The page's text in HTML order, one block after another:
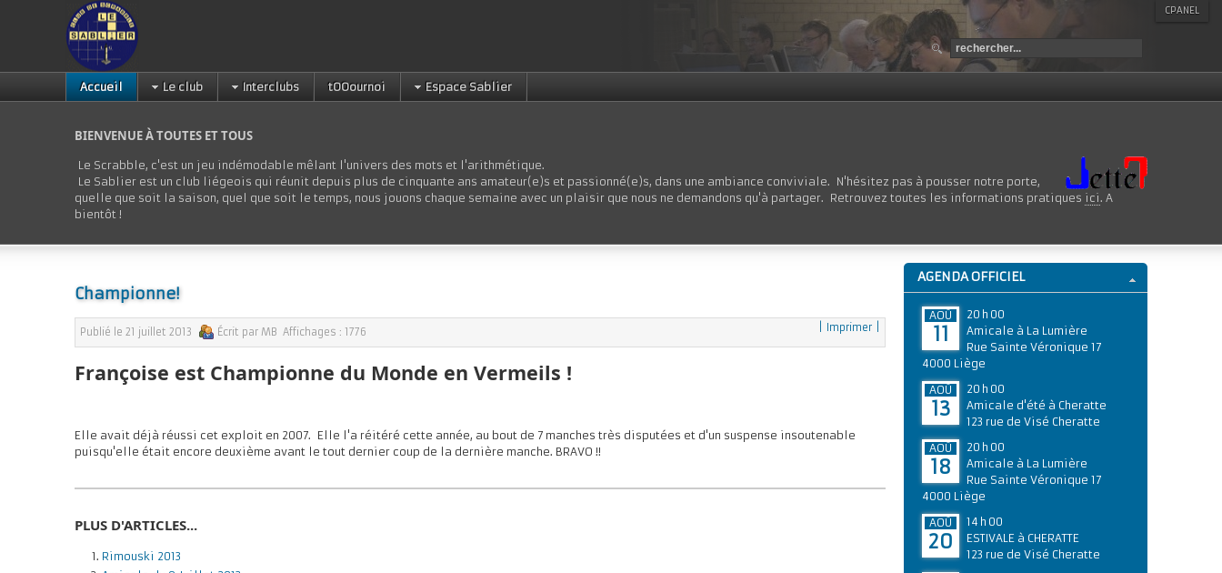
Accueil Le club Interclubs tOOournoi Espace Sablier
CPANEL
BIENVENUE À TOUTES ET TOUS
Le Scrabble, c'est un jeu indémodable mêlant l'univers des mots et l'arithmétique.
Le Sablier est un club liégeois qui réunit depuis plus de cinquante ans amateur(e)s et passionné(e)s, dans une ambiance conviviale. N'hésitez pas à pousser notre porte,
quelle que soit la saison, quel que soit le temps, nous jouons chaque semaine avec un plaisir que nous ne demandons qu'à partager. Retrouvez toutes les informations pratiques ici. A
bientôt !
Championne!
Publié le 21 juillet 2013 Écrit par MB Affichages : 1776 | Imprimer |
Françoise est Championne du Monde en Vermeils !
Elle avait déjà réussi cet exploit en 2007. Elle l'a réitéré cette année, au bout de 7 manches très disputées et d'un suspense insoutenable
puisqu'elle était encore deuxième avant le tout dernier coup de la dernière manche. BRAVO !!
PLUS D'ARTICLES...
Rimouski 2013
AGENDA OFFICIEL
AOÛ
11
20 h 00
Amicale à La Lumière
Rue Sainte Véronique 17
4000 Liège
AOÛ
13
20 h 00
Amicale d'été à Cheratte
123 rue de Visé Cheratte
AOÛ
18
20 h 00
Amicale à La Lumière
Rue Sainte Véronique 17
4000 Liège
AOÛ
20
14 h 00
ESTIVALE à CHERATTE
123 rue de Visé Cheratte